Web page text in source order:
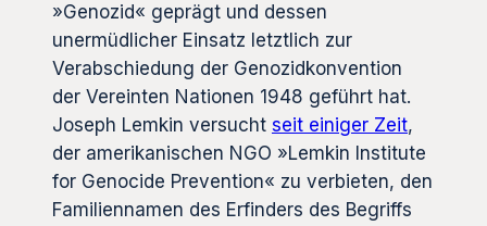
»Genozid« geprägt und dessen
unermüdlicher Einsatz letztlich zur
Verabschiedung der Genozidkonvention
der Vereinten Nationen 1948 geführt hat.
Joseph Lemkin versucht seit einiger Zeit,
der amerikanischen NGO »Lemkin Institute
for Genocide Prevention« zu verbieten, den
Familiennamen des Erfinders des Begriffs